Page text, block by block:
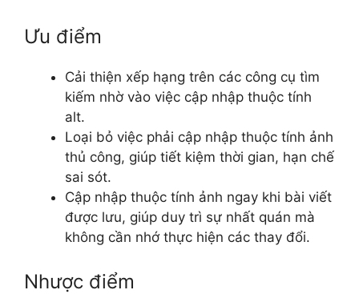
Ưu điểm
Cải thiện xếp hạng trên các công cụ tìm
kiếm nhờ vào việc cập nhập thuộc tính
alt.
Loại bỏ việc phải cập nhập thuộc tính ảnh
thủ công, giúp tiết kiệm thời gian, hạn chế
sai sót.
Cập nhập thuộc tính ảnh ngay khi bài viết
được lưu, giúp duy trì sự nhất quán mà
không cần nhớ thực hiện các thay đổi.
Nhược điểm